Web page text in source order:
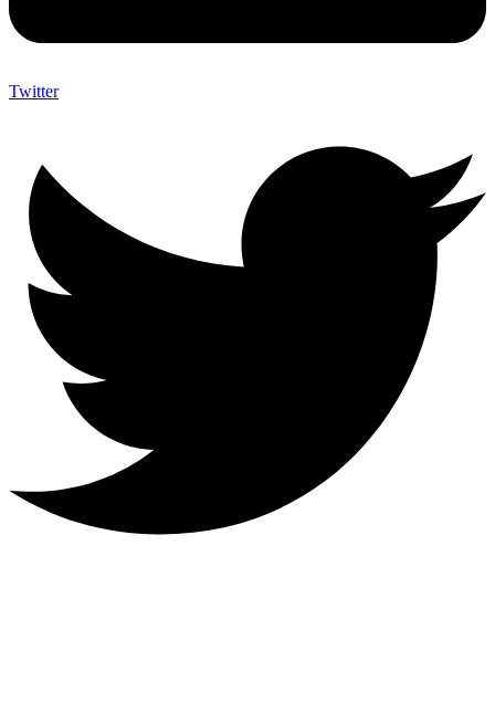
Twitter